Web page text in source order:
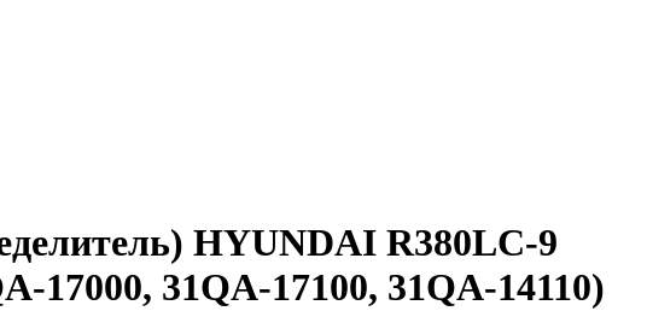
HYUNDAI R380LC-9
17000, 31QA-17100, 31QA-14110)